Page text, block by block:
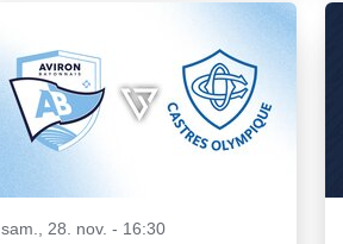
sam., 28. nov. - 16:30